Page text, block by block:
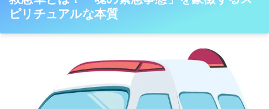
ピリチュアルな本質